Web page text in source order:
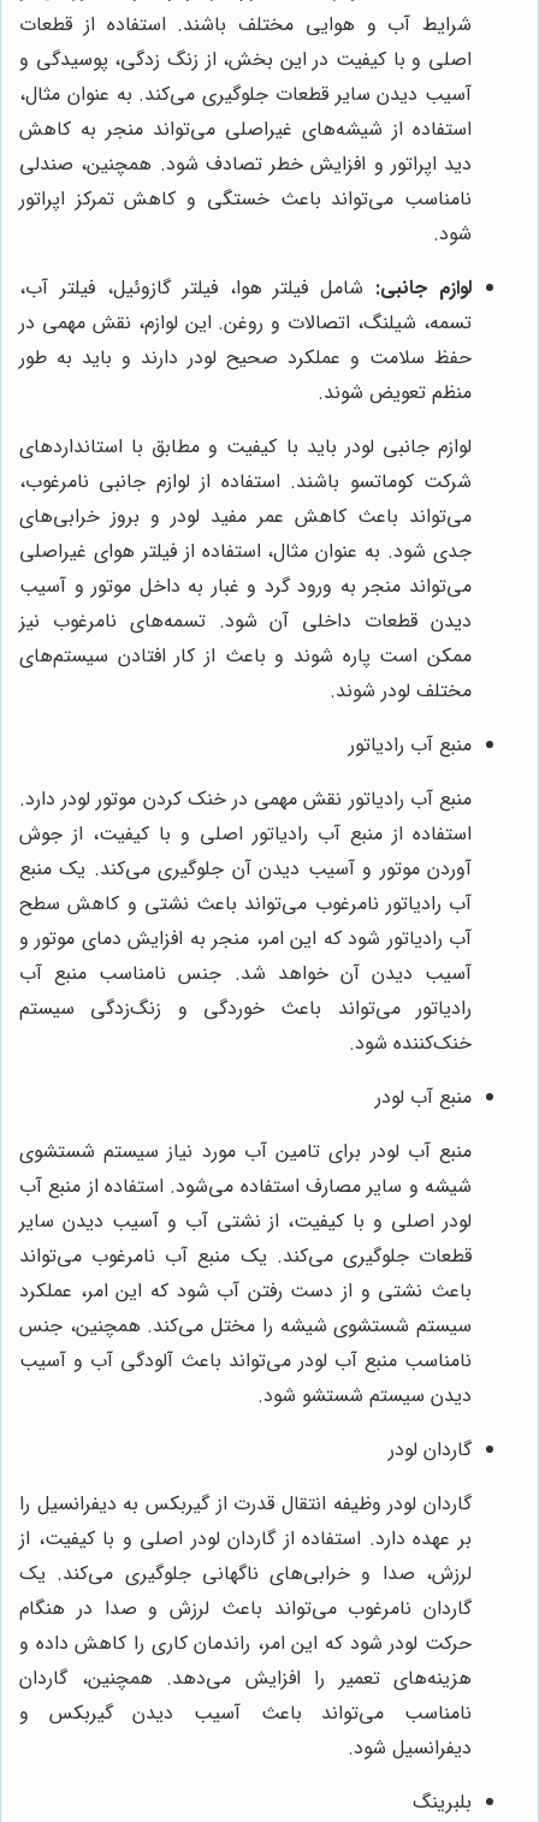
شرایط آب و هوایی مختلف باشند. استفاده از قطعات
اصلی و با کیفیت در این بخش، از زنگ زدگی، پوسیدگی و
آسیب دیدن سایر قطعات جلوگیری می‌کند. به عنوان مثال،
استفاده از شیشه‌های غیراصلی می‌تواند منجر به کاهش
دید اپراتور و افزایش خطر تصادف شود. همچنین، صندلی
نامناسب می‌تواند باعث خستگی و کاهش تمرکز اپراتور
شود.
لوازم جانبی: شامل فیلتر هوا، فیلتر گازوئیل، فیلتر آب،
تسمه، شیلنگ، اتصالات و روغن. این لوازم، نقش مهمی در
حفظ سلامت و عملکرد صحیح لودر دارند و باید به طور
منظم تعویض شوند.
لوازم جانبی لودر باید با کیفیت و مطابق با استانداردهای
شرکت کوماتسو باشند. استفاده از لوازم جانبی نامرغوب،
می‌تواند باعث کاهش عمر مفید لودر و بروز خرابی‌های
جدی شود. به عنوان مثال، استفاده از فیلتر هوای غیراصلی
می‌تواند منجر به ورود گرد و غبار به داخل موتور و آسیب
دیدن قطعات داخلی آن شود. تسمه‌های نامرغوب نیز
ممکن است پاره شوند و باعث از کار افتادن سیستم‌های
مختلف لودر شوند.
منبع آب رادیاتور
منبع آب رادیاتور نقش مهمی در خنک کردن موتور لودر دارد.
استفاده از منبع آب رادیاتور اصلی و با کیفیت، از جوش
آوردن موتور و آسیب دیدن آن جلوگیری می‌کند. یک منبع
آب رادیاتور نامرغوب می‌تواند باعث نشتی و کاهش سطح
آب رادیاتور شود که این امر، منجر به افزایش دمای موتور و
آسیب دیدن آن خواهد شد. جنس نامناسب منبع آب
رادیاتور می‌تواند باعث خوردگی و زنگ‌زدگی سیستم
خنک‌کننده شود.
منبع آب لودر
منبع آب لودر برای تامین آب مورد نیاز سیستم شستشوی
شیشه و سایر مصارف استفاده می‌شود. استفاده از منبع آب
لودر اصلی و با کیفیت، از نشتی آب و آسیب دیدن سایر
قطعات جلوگیری می‌کند. یک منبع آب نامرغوب می‌تواند
باعث نشتی و از دست رفتن آب شود که این امر، عملکرد
سیستم شستشوی شیشه را مختل می‌کند. همچنین، جنس
نامناسب منبع آب لودر می‌تواند باعث آلودگی آب و آسیب
دیدن سیستم شستشو شود.
گاردان لودر
گاردان لودر وظیفه انتقال قدرت از گیربکس به دیفرانسیل را
بر عهده دارد. استفاده از گاردان لودر اصلی و با کیفیت، از
لرزش، صدا و خرابی‌های ناگهانی جلوگیری می‌کند. یک
گاردان نامرغوب می‌تواند باعث لرزش و صدا در هنگام
حرکت لودر شود که این امر، راندمان کاری را کاهش داده و
هزینه‌های تعمیر را افزایش می‌دهد. همچنین، گاردان
نامناسب می‌تواند باعث آسیب دیدن گیربکس و
دیفرانسیل شود.
بلبرینگ